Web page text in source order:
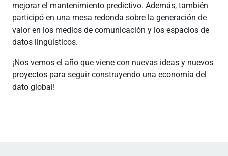
mejorar el mantenimiento predictivo. Además, también
participó en una mesa redonda sobre la generación de
valor en los medios de comunicación y los espacios de
datos lingüísticos.
¡Nos vemos el año que viene con nuevas ideas y nuevos
proyectos para seguir construyendo una economía del
dato global!